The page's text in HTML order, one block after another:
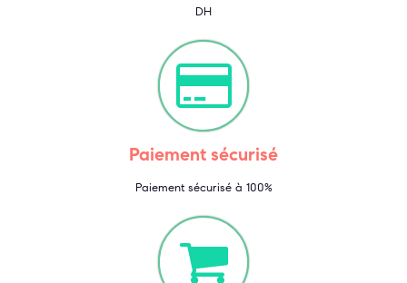
DH
Paiement sécurisé
Paiement sécurisé à 100%